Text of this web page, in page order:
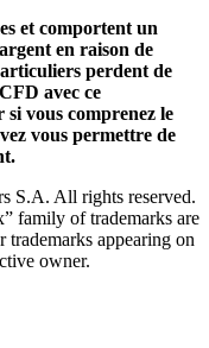
et comportent un
en raison de
perdent de
avec ce
si vous comprenez le
vous permettre de
S.A. All rights reserved.
family of trademarks are
appearing on
owner.